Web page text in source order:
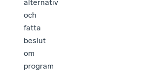
alternativ
och
fatta
beslut
om
program